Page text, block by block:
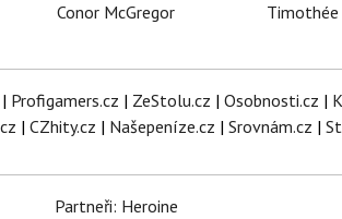
Conor McGregor
| Profigamers.cz | ZeStolu.cz | Osobnosti.cz |
| CZhity.cz | Našepeníze.cz | Srovnám.cz |
Partneři: Heroine